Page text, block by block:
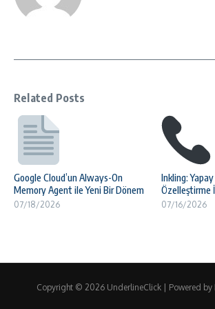
Related Posts
Google Cloud’un Always-On
Memory Agent ile Yeni Bir Dönem
07/18/2026
Inkling:
Özelleştirme
07/16/2026
Copyright © 2026 UnderlineClick | Powered by